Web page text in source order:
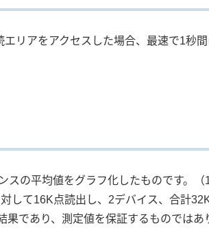
リアをアクセスした場合、最速で1秒
の平均値をグラフ化したものです。（
して16K点読出し、2デバイス、合計
であり、測定値を保証するものではあ